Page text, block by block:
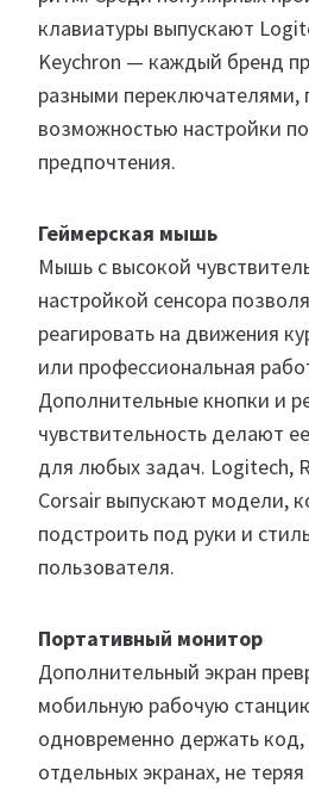
клавиатуры выпускают
Keychron — каждый бренд
разными переключателями,
возможностью настройки
предпочтения.
Геймерская мышь
Мышь с высокой
настройкой сенсора
реагировать на движения
или профессиональная
Дополнительные кнопки и
чувствительность делают
для любых задач. Logitech,
Corsair выпускают модели,
подстроить под руки и
пользователя.
Портативный монитор
Дополнительный экран
мобильную рабочую
одновременно держать
отдельных экранах, не